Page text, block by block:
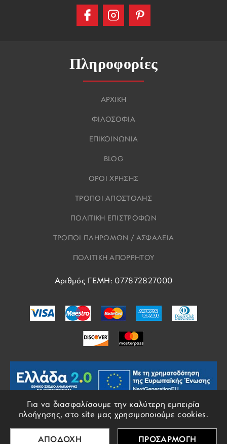
Για να διασφαλίσουμε την καλύτερη εμπειρία
πλοήγησης, στο site μας χρησιμοποιούμε cookies.
ΑΠΟΔΟΧΗ ΠΡΟΣΑΡΜΟΓΗ
Πληροφορίες
ΑΡΧΙΚΗ
ΦΙΛΟΣΟΦΙΑ
ΕΠΙΚΟΙΝΩΝΙΑ
BLOG
ΟΡΟΙ ΧΡΗΣΗΣ
ΤΡΟΠΟΙ ΑΠΟΣΤΟΛΗΣ
ΠΟΛΙΤΙΚΗ ΕΠΙΣΤΡΟΦΩΝ
ΤΡΟΠΟΙ ΠΛΗΡΩΜΩΝ / ΑΣΦΑΛΕΙΑ
ΠΟΛΙΤΙΚΗ ΑΠΟΡΡΗΤΟΥ
Αριθμός ΓΕΜΗ: 077872827000
© COPYRIGHTS EROS 2018 - 2026 - ALL RIGHTS RESERVED